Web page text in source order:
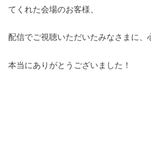
てくれた会場のお客様、
配信でご視聴いただいたみなさまに、
本当にありがとうございました！